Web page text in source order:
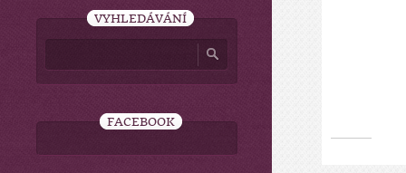
VYHLEDÁVÁNÍ
FACEBOOK